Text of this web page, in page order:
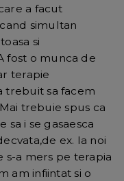
a facut
simultan
si
fost o munca de
terapie
trebuit sa facem
trebuie spus ca
i se gasaesca
ex. la noi
s-a mers pe terapia
am infiintat si o